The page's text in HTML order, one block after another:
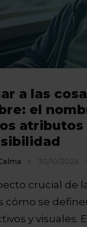
a las
el
atributos
30/10/2024
crucial de
cómo se
y visuales.